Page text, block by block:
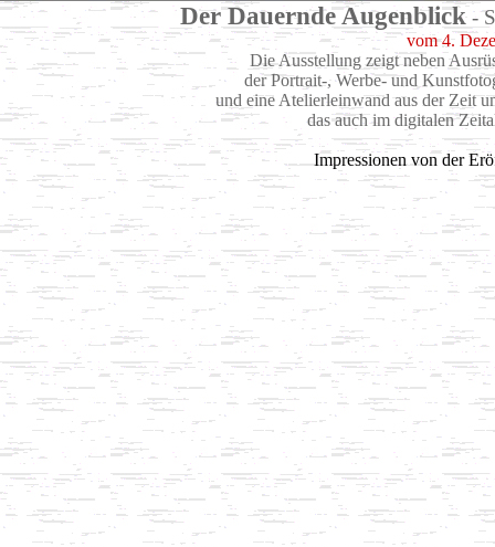
Der Dauernde Augenblick-
vom 4.
Die Ausstellung zeigt neben
der Portrait-, Werbe- und
und eine Atelierleinwand aus der Zeit
das auch im digitalen
Impressionen von der